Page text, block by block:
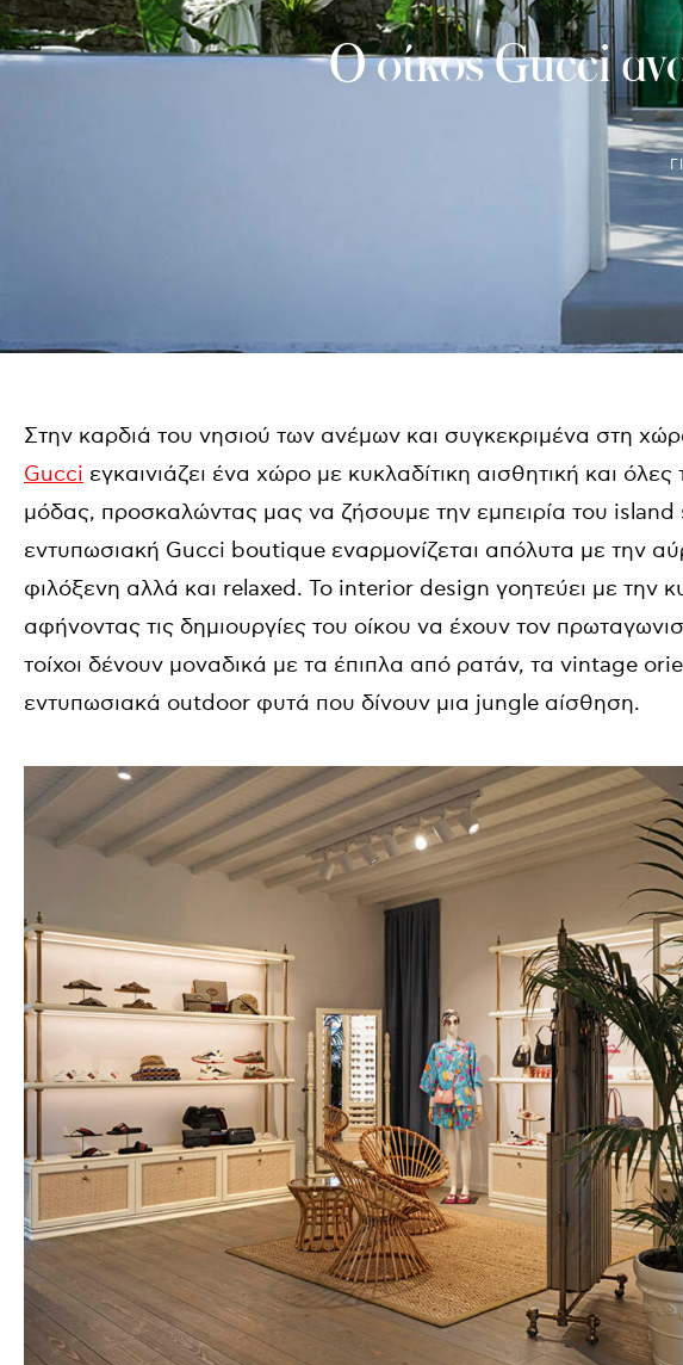
Ο οίκος Gucci
Στην καρδιά του νησιού των ανέμων και συγκεκριμένα στη
Gucci εγκαινιάζει ένα χώρο με κυκλαδίτικη αισθητική και όλες
μόδας, προσκαλώντας μας να ζήσουμε την εμπειρία του
εντυπωσιακή Gucci boutique εναρμονίζεται απόλυτα με την
φιλόξενη αλλά και relaxed. To interior design γοητεύει με την
αφήνοντας τις δημιουργίες του οίκου να έχουν τον
τοίχοι δένουν μοναδικά με τα έπιπλα από ρατάν, τα vintage
εντυπωσιακά outdoor φυτά που δίνουν μια jungle αίσθηση.